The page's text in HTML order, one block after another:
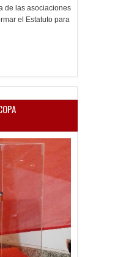
de las asociaciones
el Estatuto para